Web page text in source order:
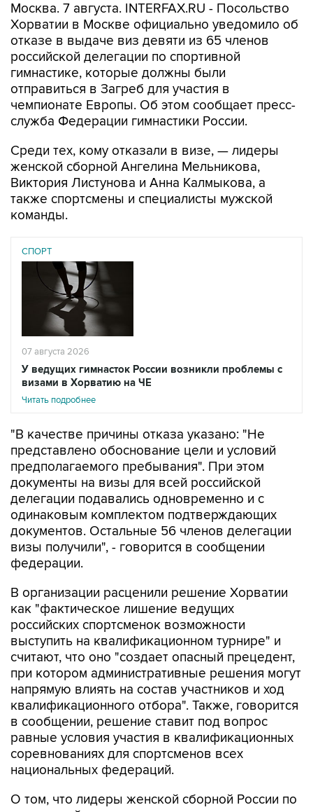
Москва. 7 августа. INTERFAX.RU - Посольство
Хорватии в Москве официально уведомило об
отказе в выдаче виз девяти из 65 членов
российской делегации по спортивной
гимнастике, которые должны были
отправиться в Загреб для участия в
чемпионате Европы. Об этом сообщает пресс-
служба Федерации гимнастики России.
Среди тех, кому отказали в визе, — лидеры
женской сборной Ангелина Мельникова,
Виктория Листунова и Анна Калмыкова, а
также спортсмены и специалисты мужской
команды.
СПОРТ
07 августа 2026
У ведущих гимнасток России возникли проблемы с
визами в Хорватию на ЧЕ
Читать подробнее
"В качестве причины отказа указано: "Не
представлено обоснование цели и условий
предполагаемого пребывания". При этом
документы на визы для всей российской
делегации подавались одновременно и с
одинаковым комплектом подтверждающих
документов. Остальные 56 членов делегации
визы получили", - говорится в сообщении
федерации.
В организации расценили решение Хорватии
как "фактическое лишение ведущих
российских спортсменок возможности
выступить на квалификационном турнире" и
считают, что оно "создает опасный прецедент,
при котором административные решения могут
напрямую влиять на состав участников и ход
квалификационного отбора". Также, говорится
в сообщении, решение ставит под вопрос
равные условия участия в квалификационных
соревнованиях для спортсменов всех
национальных федераций.
О том, что лидеры женской сборной России по